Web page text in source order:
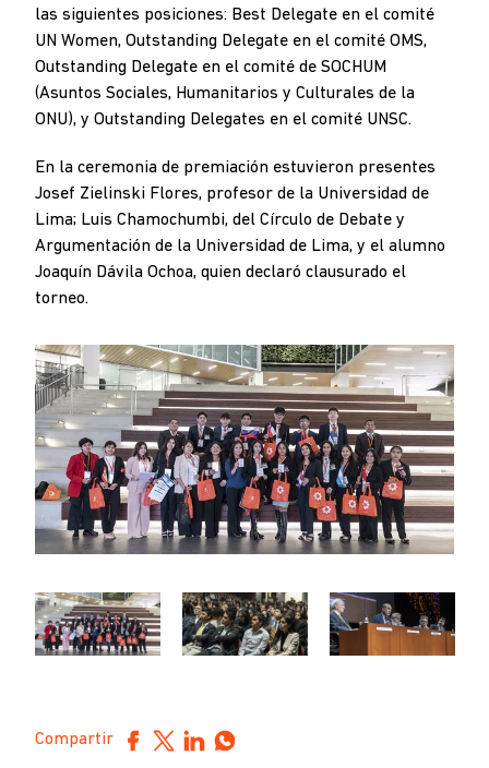
las siguientes posiciones: Best Delegate en el comité
UN Women, Outstanding Delegate en el comité OMS,
Outstanding Delegate en el comité de SOCHUM
(Asuntos Sociales, Humanitarios y Culturales de la
ONU), y Outstanding Delegates en el comité UNSC.
En la ceremonia de premiación estuvieron presentes
Josef Zielinski Flores, profesor de la Universidad de
Lima; Luis Chamochumbi, del Círculo de Debate y
Argumentación de la Universidad de Lima, y el alumno
Joaquín Dávila Ochoa, quien declaró clausurado el
torneo.
Compartir